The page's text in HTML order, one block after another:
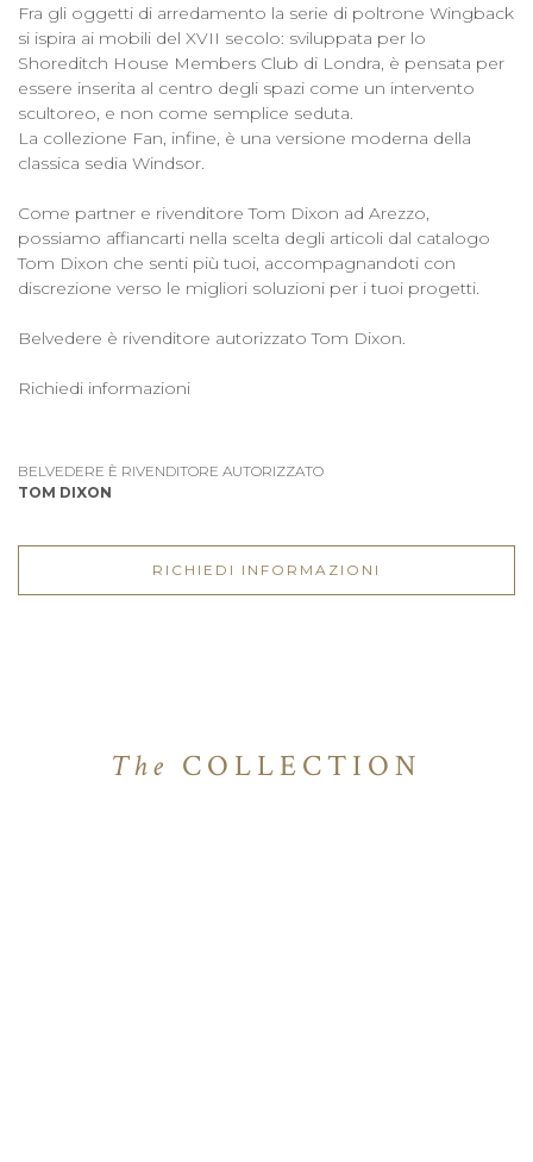
Fra gli oggetti di arredamento la serie di poltrone Wingback
si ispira ai mobili del XVII secolo: sviluppata per lo
Shoreditch House Members Club di Londra, è pensata per
essere inserita al centro degli spazi come un intervento
scultoreo, e non come semplice seduta.
La collezione Fan, infine, è una versione moderna della
classica sedia Windsor.
Come partner e rivenditore Tom Dixon ad Arezzo,
possiamo affiancarti nella scelta degli articoli dal catalogo
Tom Dixon che senti più tuoi, accompagnandoti con
discrezione verso le migliori soluzioni per i tuoi progetti.
Belvedere è rivenditore autorizzato Tom Dixon.
Richiedi informazioni
BELVEDERE È RIVENDITORE AUTORIZZATO
TOM DIXON
RICHIEDI INFORMAZIONI
The COLLECTION